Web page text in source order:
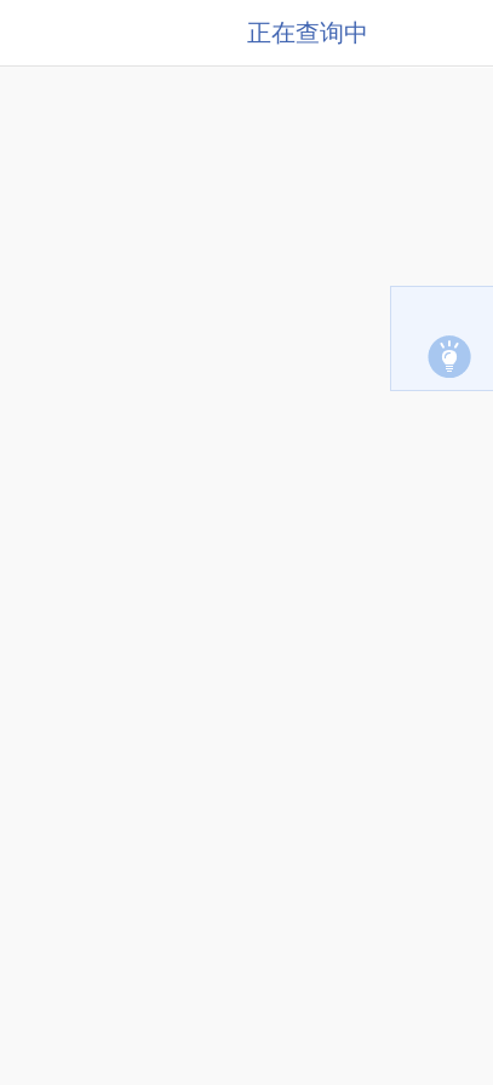
正在查询中